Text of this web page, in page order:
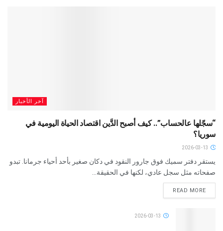
آخر الأخبار
“سجّلها عالحساب”.. كيف أصبح الدَّين اقتصاد الحياة اليومية في
سوريا؟
يستقر دفتر سميك فوق جارور النقود في دكان صغير بأحد أحياء جرمانا. تبدو
صفحاته مثل سجل عادي، لكنها في الحقيقة...
READ MORE